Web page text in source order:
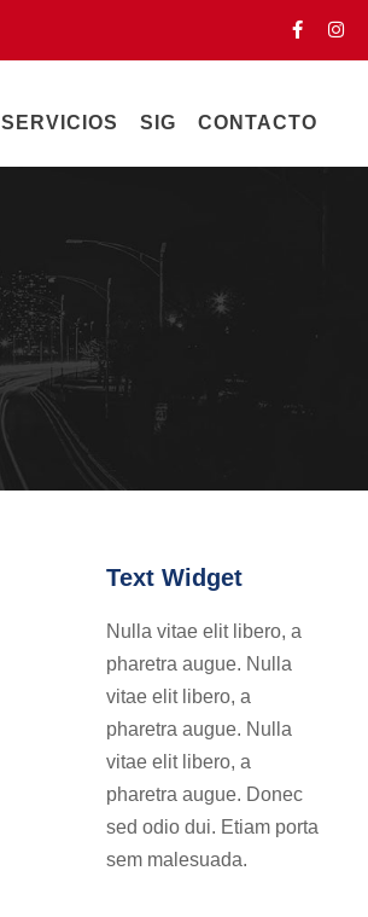
SERVICIOS SIG CONTACTO
Text Widget
Nulla vitae elit libero, a
pharetra augue. Nulla
vitae elit libero, a
pharetra augue. Nulla
vitae elit libero, a
pharetra augue. Donec
sed odio dui. Etiam porta
sem malesuada.